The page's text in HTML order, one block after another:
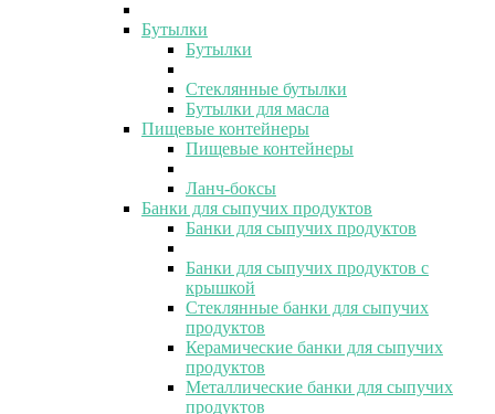
Бутылки
Бутылки
Стеклянные бутылки
Бутылки для масла
Пищевые контейнеры
Пищевые контейнеры
Ланч-боксы
Банки для сыпучих продуктов
Банки для сыпучих продуктов
Банки для сыпучих продуктов с
крышкой
Стеклянные банки для сыпучих
продуктов
Керамические банки для сыпучих
продуктов
Металлические банки для сыпучих
продуктов